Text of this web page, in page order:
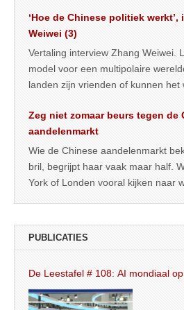
‘Hoe de Chinese politiek
Weiwei (3)
Vertaling interview Zhang Weiwei.
model voor een multipolaire
landen zijn vrienden of kunnen het
Zeg niet zomaar beurs tegen de
aandelenmarkt
Wie de Chinese aandelenmarkt
bril, begrijpt haar vaak maar half.
York of Londen vooral kijken naar
PUBLICATIES
De Leestafel # 108: AI